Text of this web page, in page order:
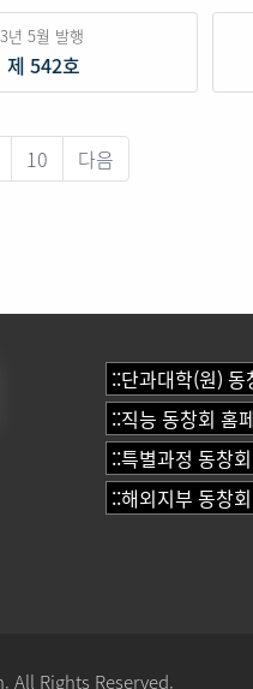
년 5월 발행
제 542호
10 다음
Rights Reserved.